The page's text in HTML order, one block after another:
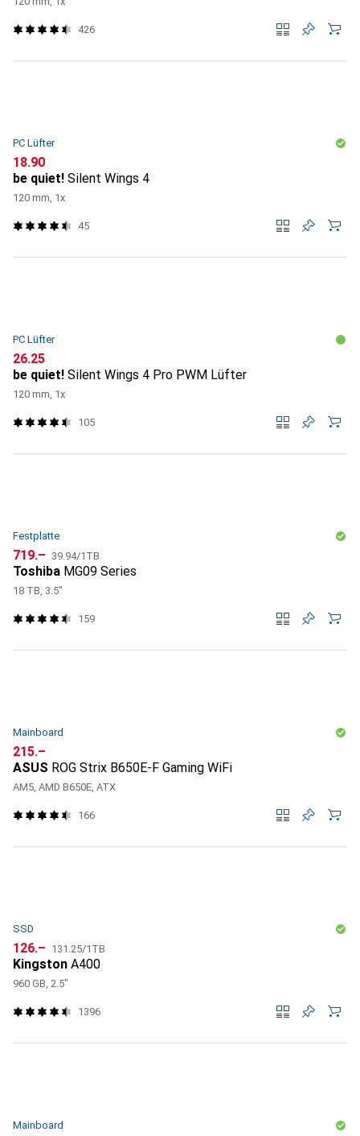
426
PC Lüfter
CHF
18.90
be quiet! Silent Wings 4
120 mm, 1x
45
PC Lüfter
CHF
26.25
be quiet! Silent Wings 4 Pro PWM Lüfter
120 mm, 1x
105
Festplatte
CHF
719.– CHF
39.94/1TB
Toshiba MG09 Series
18 TB, 3.5"
159
Mainboard
CHF
215.–
ASUS ROG Strix B650E-F Gaming WiFi
AM5, AMD B650E, ATX
166
SSD
CHF
126.– CHF
131.25/1TB
Kingston A400
960 GB, 2.5"
1396
Mainboard